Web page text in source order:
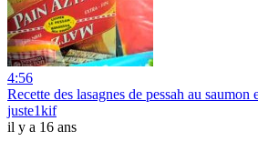
4:56
Recette des lasagnes de pessah au saumon
juste1kif
il y a 16 ans